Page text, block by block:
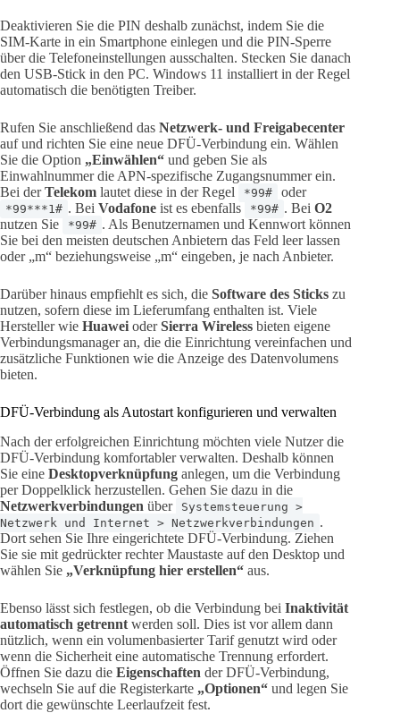
Deaktivieren Sie die PIN deshalb zunächst, indem Sie die
SIM-Karte in ein Smartphone einlegen und die PIN-Sperre
über die Telefoneinstellungen ausschalten. Stecken Sie danach
den USB-Stick in den PC. Windows 11 installiert in der Regel
automatisch die benötigten Treiber.
Rufen Sie anschließend das Netzwerk- und Freigabecenter
auf und richten Sie eine neue DFÜ-Verbindung ein. Wählen
Sie die Option „Einwählen“ und geben Sie als
Einwahlnummer die APN-spezifische Zugangsnummer ein.
Bei derTelekom lautet diese in der Regel *99# oder
*99***1# . Bei Vodafone ist es ebenfalls *99# . Bei O2
nutzen Sie
*99# . Als Benutzernamen und Kennwort können
Sie bei den meisten deutschen Anbietern das Feld leer lassen
oder „m“ beziehungsweise „m“ eingeben, je nach Anbieter.
Darüber hinaus empfiehlt es sich, die Software des Sticks zu
nutzen, sofern diese im Lieferumfang enthalten ist. Viele
Hersteller wie Huawei oderSierra Wireless bieten eigene
Verbindungsmanager an, die die Einrichtung vereinfachen und
zusätzliche Funktionen wie die Anzeige des Datenvolumens
bieten.
DFÜ-Verbindung als Autostart konfigurieren und verwalten
Nach der erfolgreichen Einrichtung möchten viele Nutzer die
DFÜ-Verbindung komfortabler verwalten. Deshalb können
Sie eine Desktopverknüpfung anlegen, um die Verbindung
per Doppelklick herzustellen. Gehen Sie dazu in die
Netzwerkverbindungen über
Systemsteuerung >
Netzwerk und Internet > Netzwerkverbindungen .
Dort sehen Sie Ihre eingerichtete DFÜ-Verbindung. Ziehen
Sie sie mit gedrückter rechter Maustaste auf den Desktop und
wählen Sie „Verknüpfung hier erstellen“ aus.
Ebenso lässt sich festlegen, ob die Verbindung bei Inaktivität
automatisch getrennt werden soll. Dies ist vor allem dann
nützlich, wenn ein volumenbasierter Tarif genutzt wird oder
wenn die Sicherheit eine automatische Trennung erfordert.
Öffnen Sie dazu die Eigenschaften der DFÜ-Verbindung,
wechseln Sie auf die Registerkarte „Optionen“ und legen Sie
dort die gewünschte Leerlaufzeit fest.